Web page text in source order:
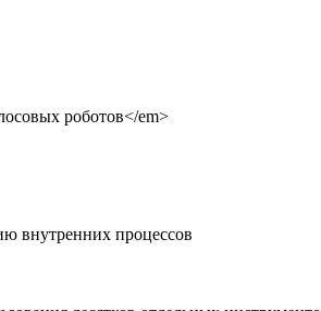
роботов</em>
внутренних процессов